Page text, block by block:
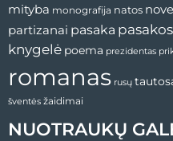
NUOTRAUKŲ
mityba monografija natos
partizanai pasaka pasakos
knygelė poema prezidentas
romanas rusų
šventės žaidimai